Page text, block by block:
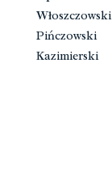
Włoszczowski
Pińczowski
Kazimierski